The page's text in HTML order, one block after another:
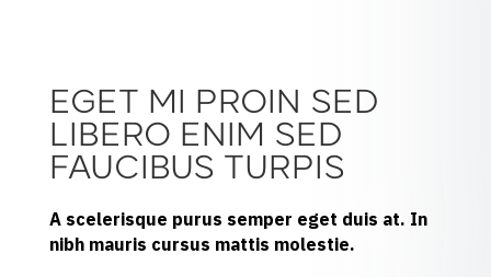
EGET MI PROIN SED
LIBERO ENIM SED
FAUCIBUS TURPIS
A scelerisque purus semper eget duis at. In
nibh mauris cursus mattis molestie.